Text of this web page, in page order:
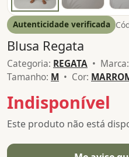
Autenticidade verificada
Blusa Regata
Categoria: REGATA • Marca:
Tamanho: M • Cor:
Indisponível
Este produto não está